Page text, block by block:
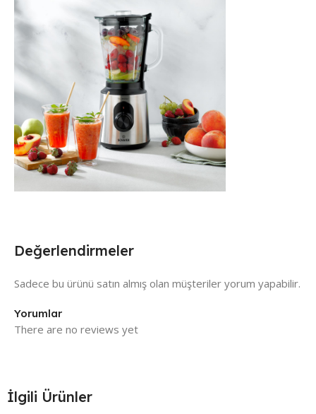
Değerlendirmeler
Yorumlar
There are no reviews yet
Sadece bu ürünü satın almış olan müşteriler yorum yapabilir.
İlgili Ürünler